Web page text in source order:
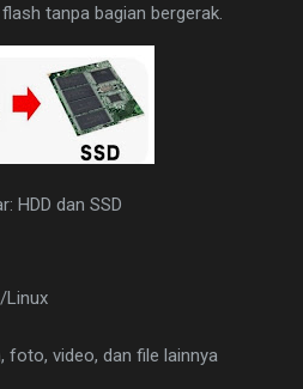
tanpa bagian bergerak.
HDD dan SSD
Linux
foto, video, dan file lainnya